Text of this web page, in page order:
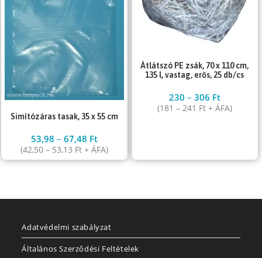
Simítózáras tasak, 35 x 55 cm
53,98–67,48 Ft
(42,50– 53,13 Ft + ÁFA)
Átlátszó PE zsák, 70 x 110 cm,
135 l, vastag, erős, 25 db/cs
230 – 306 Ft
(181 – 241 Ft+ ÁFA)
Adatvédelmi szabályzat
Általános Szerződési Feltételek